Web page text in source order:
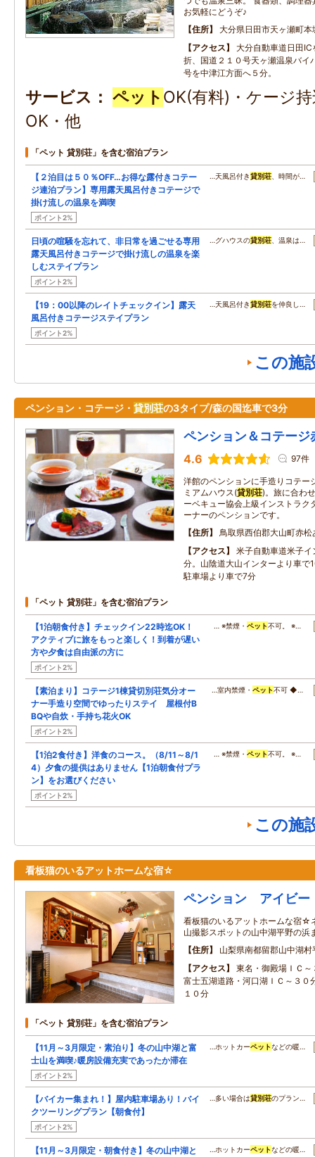
お気軽にどうぞ♪
住所
大分県日田市天ヶ瀬町
アクセス
大分自動車道日田
折、国道２１０号天ヶ瀬温泉バイ
号を中津江方面へ５分。
サービス ペット OK(有料)・ケージ
OK・他
「ペット 貸別荘」を含む宿泊プラン
【２泊目は５０％OFF…お得な露付きコテー
ジ連泊プラン】専用露天風呂付きコテージで
掛け流しの温泉を満喫
ポイント2%
…天風呂付き貸別荘 、時間が…
日頃の喧騒を忘れて、非日常を過ごせる専用
露天風呂付きコテージで掛け流しの温泉を楽
しむステイプラン
ポイント2%
…グハウスの貸別荘 、温泉は…
【19：00以降のレイトチェックイン】露天
風呂付きコテージステイプラン
ポイント2%
…天風呂付き貸別荘を仲良し…
この施
ペンション・コテージ・ 貸別荘の3タイプ/森の国迄車で3分
ペンション＆コテージ
4.6 97件
洋館のペンションに手造りコテー
ミアムハウス(貸別荘)。旅に合わ
ーベキュー協会上級インストラク
ーナーのペンションです。
住所
鳥取県西伯郡大山町赤
アクセス
米子自動車道米子
分。山陰道大山インターより車で
駐車場より車で7分
「ペット 貸別荘」を含む宿泊プラン
【1泊朝食付き】チェックイン22時迄OK！
アクティブに旅をもっと楽しく！到着が遅い
方や夕食は自由派の方に
ポイント2%
… ※禁煙・ ペット不可。 ※…
【素泊まり】コテージ1棟貸切別荘気分オー
ナー手造り空間でゆったりステイ 屋根付B
BQや自炊・手持ち花火OK
ポイント2%
…室内禁煙・ ペット不可 ◆…
【1泊2食付き】洋食のコース。（8/11～8/1
4）夕食の提供はありません【1泊朝食付プラ
ン】をお選びください
ポイント2%
… ※禁煙・ ペット不可。 ※…
この施
看板猫のいるアットホームな宿☆
ペンション アイビー
看板猫のいるアットホームな宿☆
山撮影スポットの山中湖平野の浜
住所
山梨県南都留郡山中湖
アクセス
東名・御殿場ＩＣ
富士五湖道路・河口湖ＩＣ～３０
１０分
「ペット 貸別荘」を含む宿泊プラン
【11月～3月限定・素泊り】冬の山中湖と富
士山を満喫♪暖房設備充実であったか滞在
ポイント2%
…ホットカーペットなどの暖…
【バイカー集まれ！】屋内駐車場あり！バイ
クツーリングプラン【朝食付】
ポイント2%
…多い場合は貸別荘のプラン…
【11月～3月限定・朝食付き】冬の山中湖と
…ホットカーペットなどの暖…